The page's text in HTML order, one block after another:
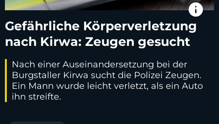
info
Gefährliche Körperverletzung
nach Kirwa: Zeugen gesucht
Nach einer Auseinandersetzung bei der
Burgstaller Kirwa sucht die Polizei Zeugen.
Ein Mann wurde leicht verletzt, als ein Auto
ihn streifte.